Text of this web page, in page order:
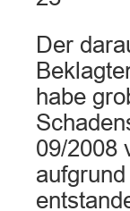
Der
habe
09/2008